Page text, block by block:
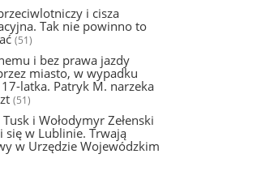
i cisza
Tak nie powinno to
(51)
i bez prawa jazdy
miasto, w wypadku
17-latka. Patryk M. narzeka
(51)
i Wołodymyr Zełenski
się w Lublinie. Trwają
w Urzędzie Wojewódzkim